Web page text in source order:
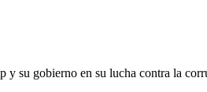
y su gobierno en su lucha contra la